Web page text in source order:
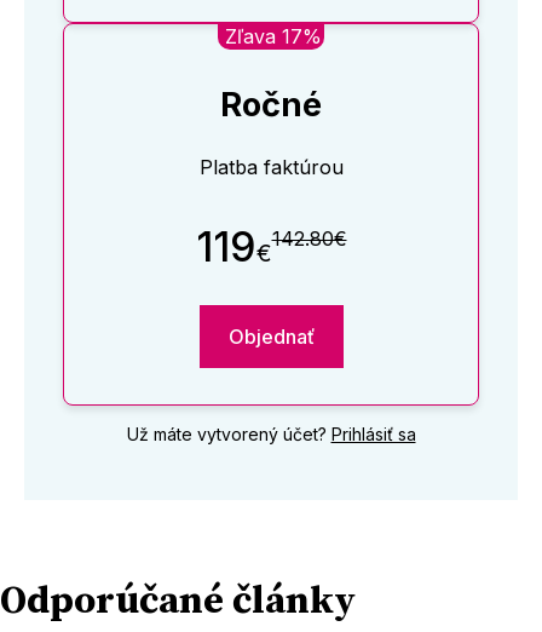
Zľava 17%
Ročné
Platba faktúrou
119€142.80€
Objednať
Už máte vytvorený účet? Prihlásiť sa
Odporúčané články